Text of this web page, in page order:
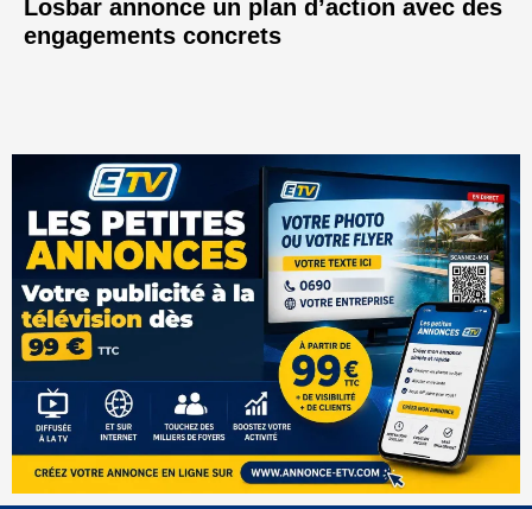
Losbar annonce un plan d’action avec des
engagements concrets